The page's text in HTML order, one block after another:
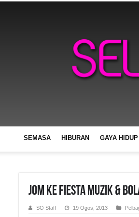
SEMASA HIBURAN GAYA HIDUP
Jom Ke Fiesta Muzik &
SO Staff 19 Ogos, 2013